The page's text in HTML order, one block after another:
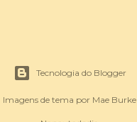
Tecnologia do Blogger
Imagens de tema por Mae Burke